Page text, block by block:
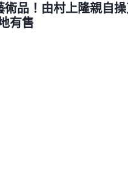
術品！由村上隆親自
有售